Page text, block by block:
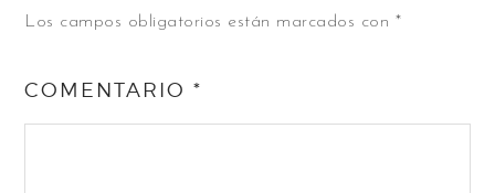
Los campos obligatorios están marcados con *
COMENTARIO*